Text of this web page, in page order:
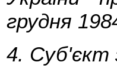
грудня
4. Суб'єкт